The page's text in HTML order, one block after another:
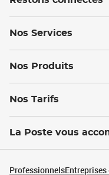
Nos Services
Nos Produits
Nos Tarifs
La Poste vous
Professionnels